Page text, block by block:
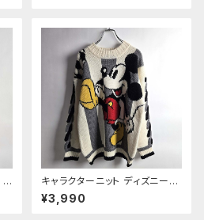
D
キャラクターニット ディズニー
黒目 ミッキーマウス ERNY クル
ーネック セーター 袖3D編 M
¥3,990